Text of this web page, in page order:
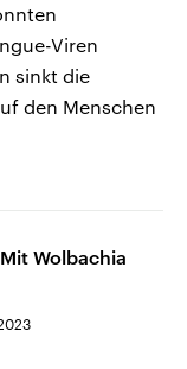
Viren
sinkt die
den Menschen
Mit Wolbachia